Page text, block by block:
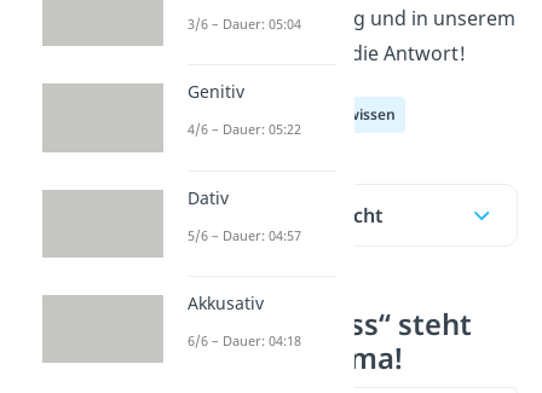
Komma? Im Beitrag und in unserem
erfährst du die Antwort!
Deutsch Allgemeinwissen
Inhaltsübersicht
Vor „und dass“ steht
nie ein Komma!
3/6 – Dauer: 05:04
Genitiv
4/6 – Dauer: 05:22
Dativ
5/6 – Dauer: 04:57
Akkusativ
6/6 – Dauer: 04:18